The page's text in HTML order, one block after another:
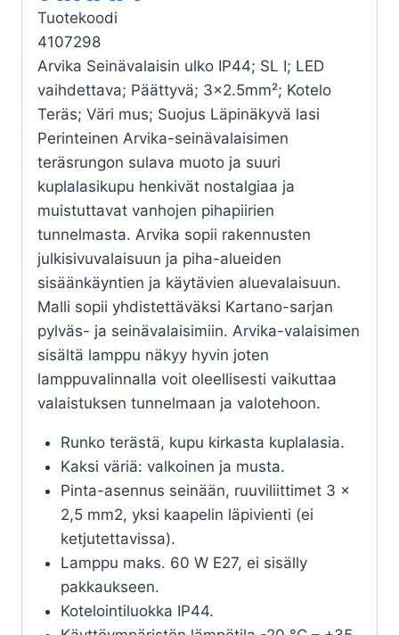
Tuotekoodi
4107298
Arvika Seinävalaisin ulko IP44; SL I; LED
vaihdettava; Päättyvä; 3×2.5mm²; Kotelo
Teräs; Väri mus; Suojus Läpinäkyvä lasi
Perinteinen Arvika-seinävalaisimen
teräsrungon sulava muoto ja suuri
kuplalasikupu henkivät nostalgiaa ja
muistuttavat vanhojen pihapiirien
tunnelmasta. Arvika sopii rakennusten
julkisivuvalaisuun ja piha-alueiden
sisäänkäyntien ja käytävien aluevalaisuun.
Malli sopii yhdistettäväksi Kartano-sarjan
pylväs- ja seinävalaisimiin. Arvika-valaisimen
sisältä lamppu näkyy hyvin joten
lamppuvalinnalla voit oleellisesti vaikuttaa
valaistuksen tunnelmaan ja valotehoon.
Runko terästä, kupu kirkasta kuplalasia.
Kaksi väriä: valkoinen ja musta.
Pinta-asennus seinään, ruuviliittimet 3 x
2,5 mm2, yksi kaapelin läpivienti (ei
ketjutettavissa).
Lamppu maks. 60 W E27, ei sisälly
pakkaukseen.
Kotelointiluokka IP44.